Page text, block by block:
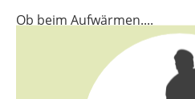
Ob beim Aufwärmen....